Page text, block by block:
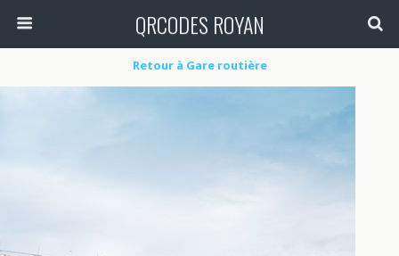
QRCODES ROYAN
Retour à Gare routière